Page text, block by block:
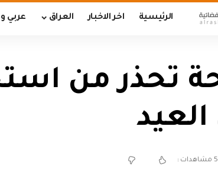
الرئيسية اخر الاخبار العراق عربي
تحذر من